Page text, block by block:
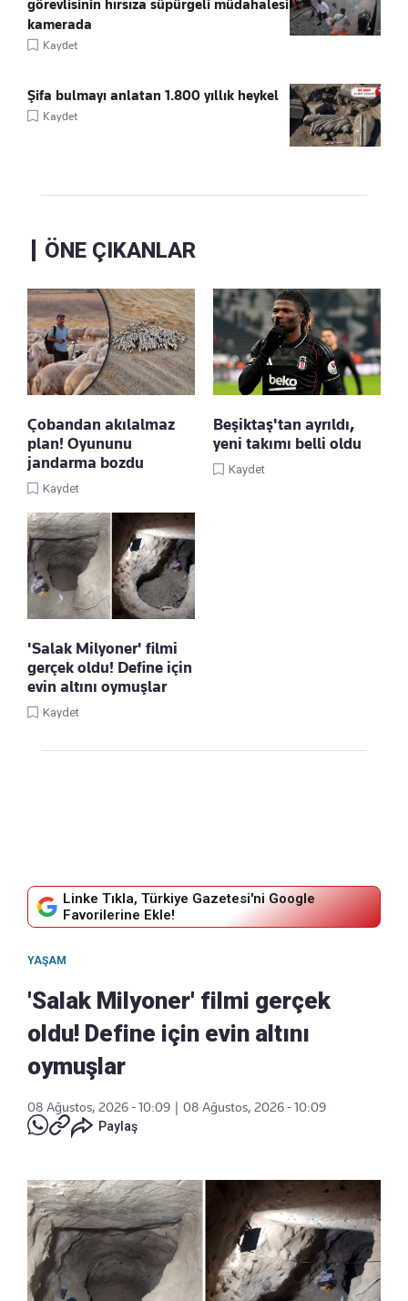
görevlisinin hırsıza süpürgeli müdahalesi
kamerada
Kaydet
Şifa bulmayı anlatan 1.800 yıllık heykel
Kaydet
ÖNE ÇIKANLAR
Çobandan akılalmaz
plan! Oyununu
jandarma bozdu
Kaydet
Beşiktaş'tan ayrıldı,
yeni takımı belli oldu
Kaydet
'Salak Milyoner' filmi
gerçek oldu! Define için
evin altını oymuşlar
Kaydet
Linke Tıkla, Türkiye Gazetesi'ni Google
Favorilerine Ekle!
YAŞAM
'Salak Milyoner' filmi gerçek
oldu! Define için evin altını
oymuşlar
08 Ağustos, 2026 - 10:09
08 Ağustos, 2026 - 10:09
Paylaş